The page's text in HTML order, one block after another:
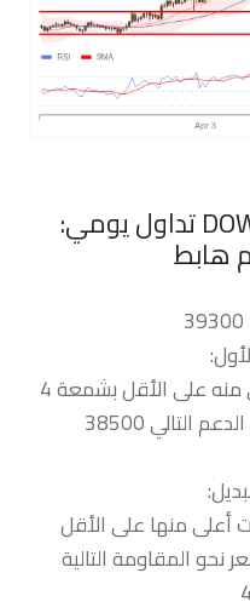
‏DOWJONES (US30) (CME) تداول يومي:
هابط
كسر الدعم. 39280والثبات أدنى منه على الأقل بشمعة 4
38500
39801 والثبات أعلى منها على الأقل
نحو المقاومة التالية